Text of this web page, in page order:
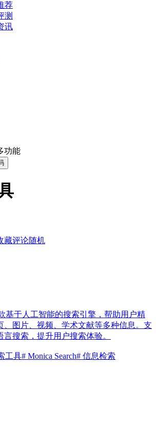
荐
测
讯
功能
藏评论随机
基于人工智能的搜索引擎，帮助用户精
、图片、视频、学术文献等多种信息。支
搜索，提升用户搜索体验。
工具# Monica Search# 信息检索